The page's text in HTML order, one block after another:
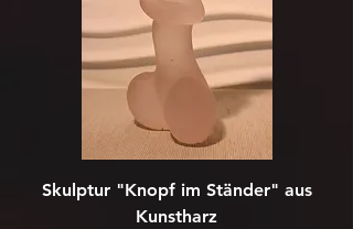
Skulptur "Knopf im Ständer" aus
Kunstharz